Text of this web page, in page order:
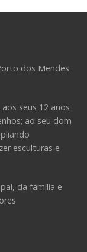
dos Mendes
seus 12 anos
ao seu dom
esculturas e
da família e